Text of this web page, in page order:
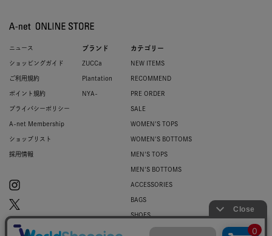
ニュース
ショッピングガイド
ご利用規約
ポイント規約
プライバシーポリシー
A-net Membership
ショップリスト
採用情報
ブランド
ZUCCa
Plantation
NYA-
カテゴリー
NEW ITEMS
RECOMMEND
PRE ORDER
SALE
WOMEN'S TOPS
WOMEN'S BOTTOMS
MEN'S TOPS
MEN'S BOTTOMS
ACCESSORIES
BAGS
SHOES
ZUCCa LOGO